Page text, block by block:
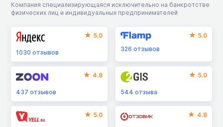
Компания специализирующаяся исключительно на банкротстве
физических лиц и индивидуальных предпринимателей
5.0
1030 отзывов
5.0
326отзывов
4.8
437 отзывов
5.0
544отзыва
5.0 4.8